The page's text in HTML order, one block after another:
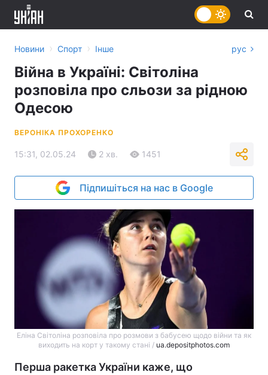
Новини › Спорт › Інше рус
Війна в Україні: Світоліна
розповіла про сльози за рідною
Одесою
ВЕРОНІКА ПРОХОРЕНКО
15:31, 02.05.24 2 хв. 1451
Підпишіться на нас в Google
Еліна Світоліна розповіла про розмови з бабусею щодо війни та як
виходить на корт у такому стані / ua.depositphotos.com
Перша ракетка України каже, що